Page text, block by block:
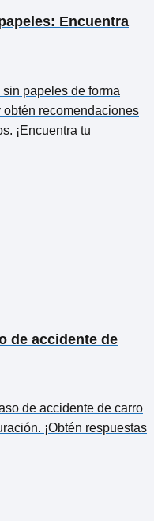
Encuentra
papeles de forma
obtén recomendaciones
¡Encuentra tu
de accidente de
de accidente de carro
¡Obtén respuestas